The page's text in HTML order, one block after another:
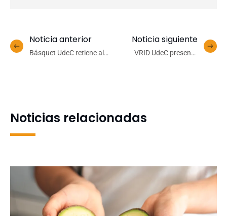
Noticia anterior
Básquet UdeC retiene al
Noticia siguiente
VRID UdeC presentó
Noticias relacionadas